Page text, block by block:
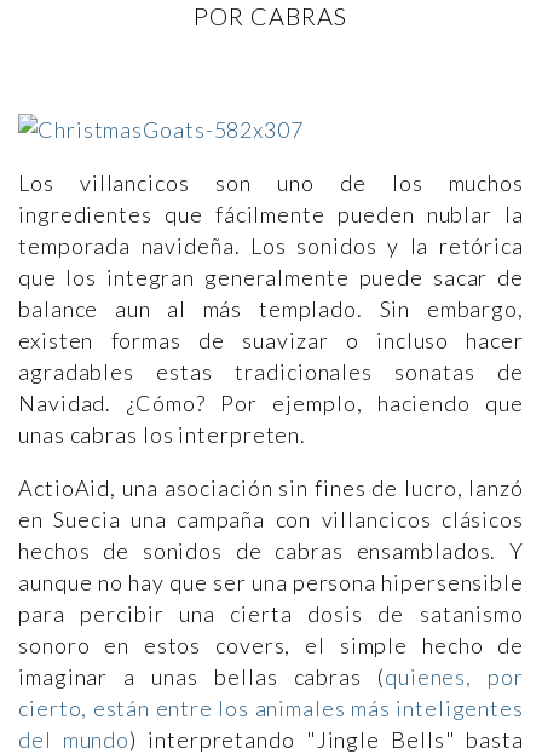
POR CABRAS
Los villancicos son uno de los muchos
ingredientes que fácilmente pueden nublar la
temporada navideña. Los sonidos y la retórica
que los integran generalmente puede sacar de
balance aun al más templado. Sin embargo,
existen formas de suavizar o incluso hacer
agradables estas tradicionales sonatas de
Navidad. ¿Cómo? Por ejemplo, haciendo que
unas cabras los interpreten.
ActioAid, una asociación sin fines de lucro, lanzó
en Suecia una campaña con villancicos clásicos
hechos de sonidos de cabras ensamblados. Y
aunque no hay que ser una persona hipersensible
para percibir una cierta dosis de satanismo
sonoro en estos covers, el simple hecho de
imaginar a unas bellas cabras (quienes, por
cierto, están entre los animales más inteligentes
del mundo) interpretando "Jingle Bells" basta